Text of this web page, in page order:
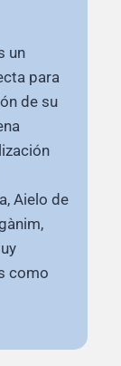
un
para
de su
Aielo de
como